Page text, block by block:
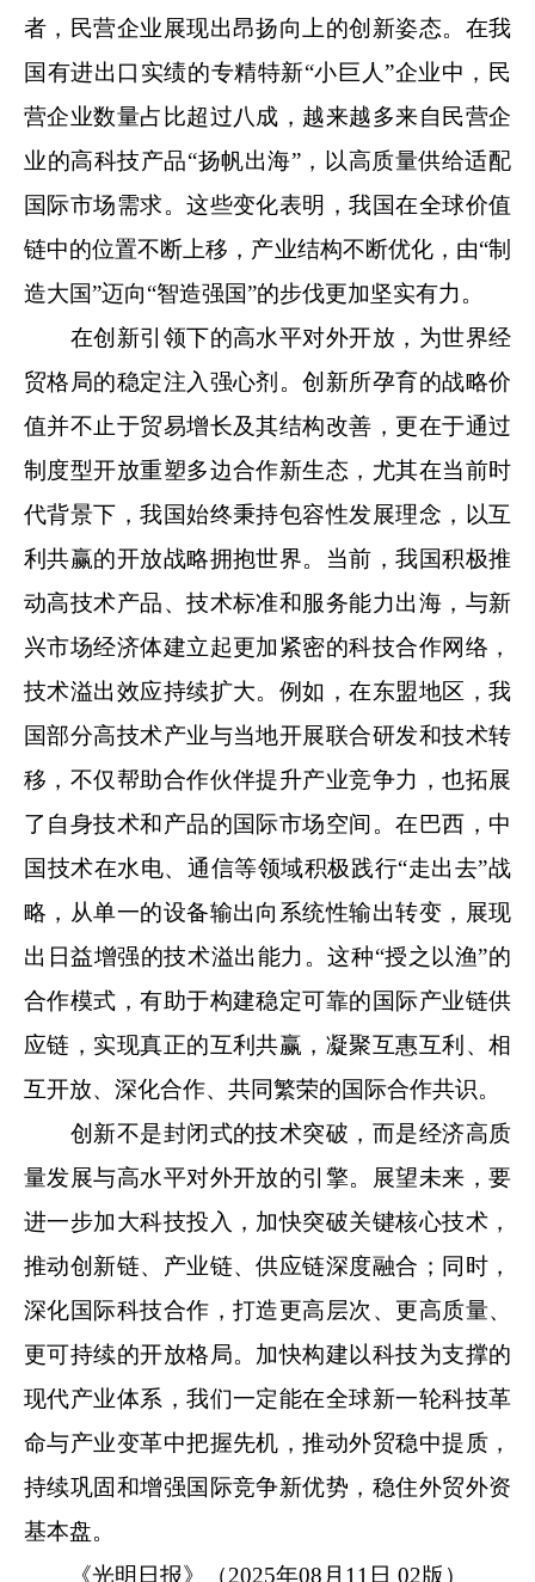
者，民营企业展现出昂扬向上的创新姿态。在我
国有进出口实绩的专精特新“小巨人”企业中，民
营企业数量占比超过八成，越来越多来自民营企
业的高科技产品“扬帆出海”，以高质量供给适配
国际市场需求。这些变化表明，我国在全球价值
链中的位置不断上移，产业结构不断优化，由“制
造大国”迈向“智造强国”的步伐更加坚实有力。
在创新引领下的高水平对外开放，为世界经
贸格局的稳定注入强心剂。创新所孕育的战略价
值并不止于贸易增长及其结构改善，更在于通过
制度型开放重塑多边合作新生态，尤其在当前时
代背景下，我国始终秉持包容性发展理念，以互
利共赢的开放战略拥抱世界。当前，我国积极推
动高技术产品、技术标准和服务能力出海，与新
兴市场经济体建立起更加紧密的科技合作网络，
技术溢出效应持续扩大。例如，在东盟地区，我
国部分高技术产业与当地开展联合研发和技术转
移，不仅帮助合作伙伴提升产业竞争力，也拓展
了自身技术和产品的国际市场空间。在巴西，中
国技术在水电、通信等领域积极践行“走出去”战
略，从单一的设备输出向系统性输出转变，展现
出日益增强的技术溢出能力。这种“授之以渔”的
合作模式，有助于构建稳定可靠的国际产业链供
应链，实现真正的互利共赢，凝聚互惠互利、相
互开放、深化合作、共同繁荣的国际合作共识。
创新不是封闭式的技术突破，而是经济高质
量发展与高水平对外开放的引擎。展望未来，要
进一步加大科技投入，加快突破关键核心技术，
推动创新链、产业链、供应链深度融合；同时，
深化国际科技合作，打造更高层次、更高质量、
更可持续的开放格局。加快构建以科技为支撑的
现代产业体系，我们一定能在全球新一轮科技革
命与产业变革中把握先机，推动外贸稳中提质，
持续巩固和增强国际竞争新优势，稳住外贸外资
基本盘。
《光明日报》（2025年08月11日 02版）